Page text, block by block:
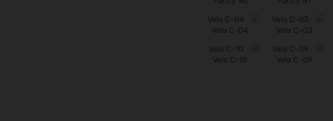
Vela C-03
Vela C-04
Vela C-09
Vela C-10